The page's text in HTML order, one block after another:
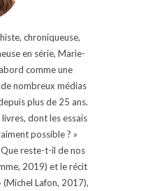
chroniqueuse,
en série, Marie-
comme une
nombreux médias
plus de 25 ans.
dont les essais
possible ? »
reste-t-il de nos
2019) et le récit
(Michel Lafon, 2017),